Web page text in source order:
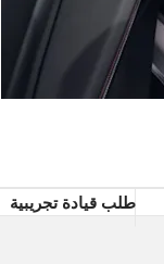
طلب قيادة تجريبية